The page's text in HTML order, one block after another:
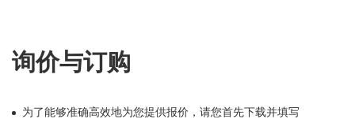
询价与订购
为了能够准确高效地为您提供报价，请您首先下载并填写